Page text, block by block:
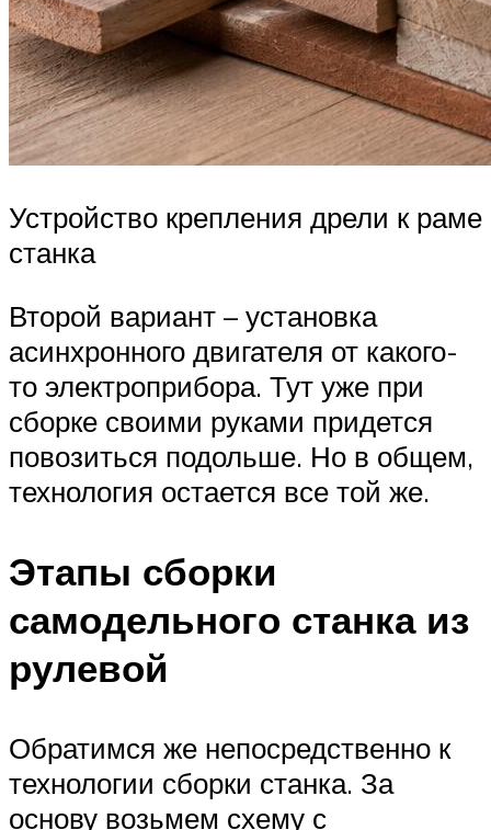
Устройство крепления дрели к раме
станка
Второй вариант – установка
асинхронного двигателя от какого-
то электроприбора. Тут уже при
сборке своими руками придется
повозиться подольше. Но в общем,
технология остается все той же.
Этапы сборки
самодельного станка из
рулевой
Обратимся же непосредственно к
технологии сборки станка. За
основу возьмем схему с